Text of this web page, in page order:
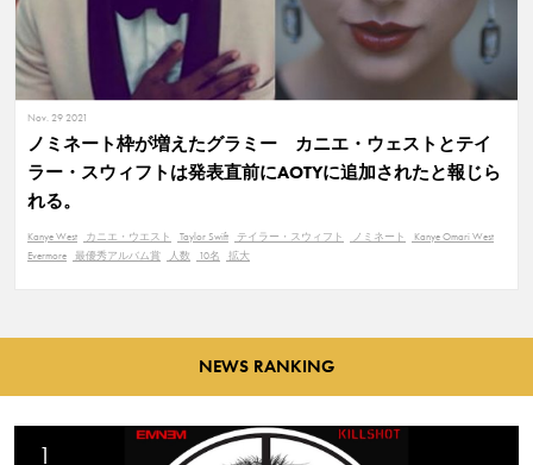
Nov. 29 2021
ノミネート枠が増えたグラミー カニエ・ウェストとテイ
ラー・スウィフトは発表直前にAOTYに追加されたと報じら
れる。
Kanye West カニエ・ウエスト Taylor Swift テイラー・スウィフト ノミネート
Kanye Omari West
Evermore 最優秀アルバム賞 人数 10名 拡大
NEWS RANKING